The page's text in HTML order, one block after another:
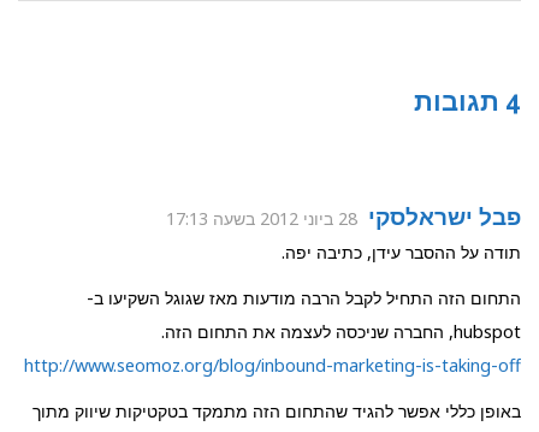
4 תגובות
פבל ישראלסקי 28 ביוני 2012 בשעה 17:13
תודה על ההסבר עידן, כתיבה יפה.
התחום הזה התחיל לקבל הרבה מודעות מאז שגוגל השקיעו ב-
hubspot, החברה שניכסה לעצמה את התחום הזה.
http://www.seomoz.org/blog/inbound-marketing-is-taking-off
באופן כללי אפשר להגיד שהתחום הזה מתמקד בטקטיקות שיווק מתוך